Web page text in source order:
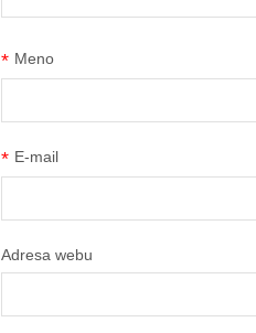
Meno
*
E-mail
*
Adresa webu